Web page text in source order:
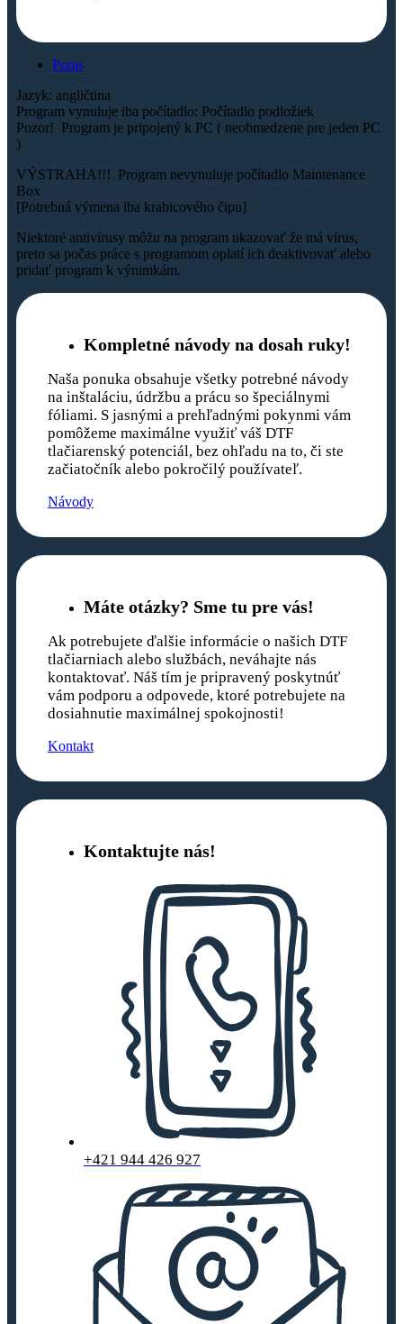
Popis
Jazyk: angličtina
Program vynuluje iba počítadlo: Počítadlo podložiek
Pozor! Program je pripojený k PC ( neobmedzene pre jeden PC
)
VÝSTRAHA!!! Program nevynuluje počítadlo Maintenance
Box
[Potrebná výmena iba krabicového čipu]
Niektoré antivírusy môžu na program ukazovať že má vírus,
preto sa počas práce s programom oplatí ich deaktivovať alebo
pridať program k výnimkám.
Kompletné návody na dosah ruky!
Naša ponuka obsahuje všetky potrebné návody
na inštaláciu, údržbu a prácu so špeciálnymi
fóliami. S jasnými a prehľadnými pokynmi vám
pomôžeme maximálne využiť váš DTF
tlačiarenský potenciál, bez ohľadu na to, či ste
začiatočník alebo pokročilý používateľ.
Návody
Máte otázky? Sme tu pre vás!
Ak potrebujete ďalšie informácie o našich DTF
tlačiarniach alebo službách, neváhajte nás
kontaktovať. Náš tím je pripravený poskytnúť
vám podporu a odpovede, ktoré potrebujete na
dosiahnutie maximálnej spokojnosti!
Kontakt
Kontaktujte nás!
+421 944 426 927